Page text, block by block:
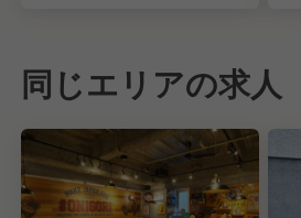
同じエリアの求人